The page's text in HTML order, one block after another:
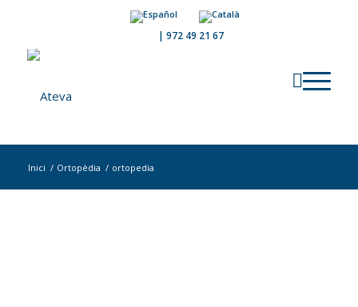
| 972 49 21 67
Inici / Ortopèdia / ortopedia